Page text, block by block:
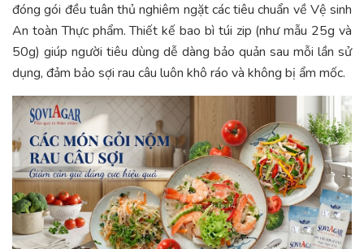
đóng gói đều tuân thủ nghiêm ngặt các tiêu chuẩn về Vệ sinh
An toàn Thực phẩm. Thiết kế bao bì túi zip (như mẫu 25g và
50g) giúp người tiêu dùng dễ dàng bảo quản sau mỗi lần sử
dụng, đảm bảo sợi rau câu luôn khô ráo và không bị ẩm mốc.